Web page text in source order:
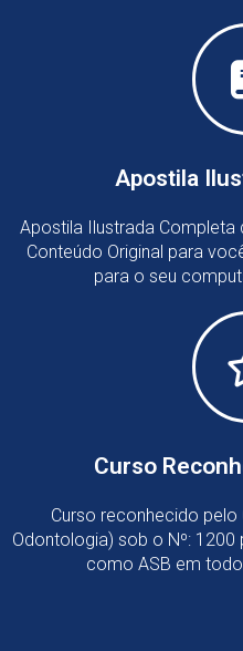
Apostila
Apostila Ilustrada Completa
Conteúdo Original para
para o seu
Curso
Curso reconhecido pelo
Odontologia) sob o Nº:
como ASB em